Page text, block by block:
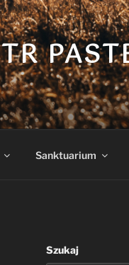
Sanktuarium
Szukaj